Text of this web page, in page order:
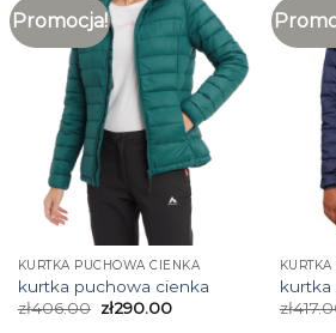
Promocja!
KURTKA PUCHOWA CIENKA
kurtka puchowa cienka
zł406.00 zł290.00
kurtka
zł